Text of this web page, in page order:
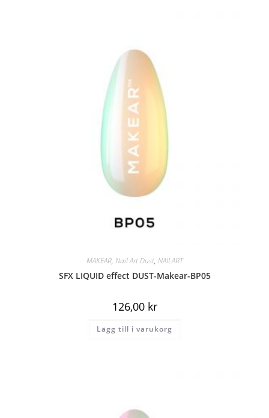
MAKEAR, Nail Art Dust, NAILART
SFX LIQUID effect DUST-Makear-BP05
126,00 kr
Lägg till i varukorg